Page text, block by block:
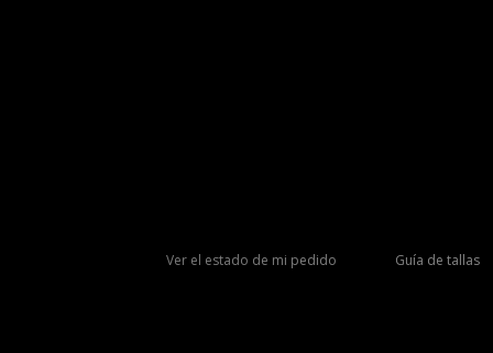
Ver el estado de mi pedido Guía de tallas